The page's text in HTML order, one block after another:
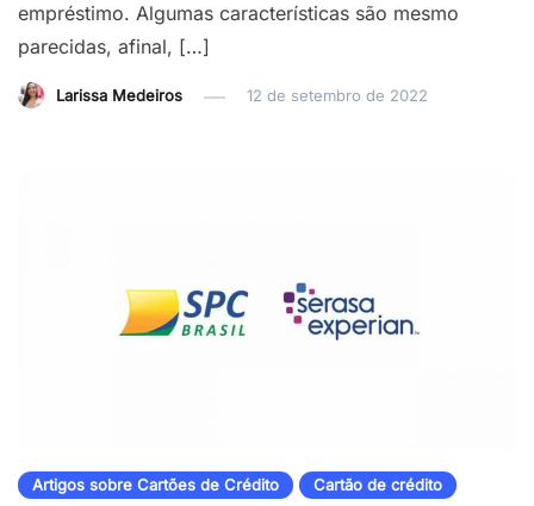
empréstimo. Algumas características são mesmo
parecidas, afinal, […]
Larissa Medeiros 12 de setembro de 2022
Artigos sobre Cartões de Crédito Cartão de crédito